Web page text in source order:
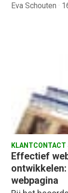
Eva Schouten ·
KLANTCONTACT
Effectief
webpagina